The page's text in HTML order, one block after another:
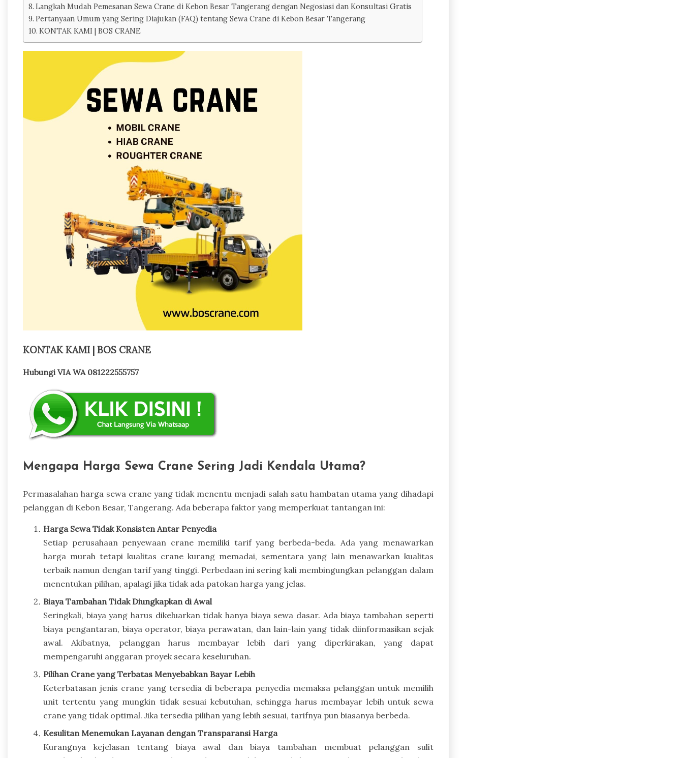
Langkah Mudah Pemesanan Sewa Crane di Kebon Besar Tangerang dengan Negosiasi dan Konsultasi Gratis
Pertanyaan Umum yang Sering Diajukan (FAQ) tentang Sewa Crane di Kebon Besar Tangerang
KONTAK KAMI | BOS CRANE
KONTAK KAMI | BOS CRANE
Hubungi VIA WA 081222555757
Mengapa Harga Sewa Crane Sering Jadi Kendala Utama?
Permasalahan harga sewa crane yang tidak menentu menjadi salah satu hambatan utama yang dihadapi
pelanggan di Kebon Besar, Tangerang. Ada beberapa faktor yang memperkuat tantangan ini:
Harga Sewa Tidak Konsisten Antar Penyedia
Setiap perusahaan penyewaan crane memiliki tarif yang berbeda-beda. Ada yang menawarkan
harga murah tetapi kualitas crane kurang memadai, sementara yang lain menawarkan kualitas
terbaik namun dengan tarif yang tinggi. Perbedaan ini sering kali membingungkan pelanggan dalam
menentukan pilihan, apalagi jika tidak ada patokan harga yang jelas.
Biaya Tambahan Tidak Diungkapkan di Awal
Seringkali, biaya yang harus dikeluarkan tidak hanya biaya sewa dasar. Ada biaya tambahan seperti
biaya pengantaran, biaya operator, biaya perawatan, dan lain-lain yang tidak diinformasikan sejak
awal. Akibatnya, pelanggan harus membayar lebih dari yang diperkirakan, yang dapat
mempengaruhi anggaran proyek secara keseluruhan.
Pilihan Crane yang Terbatas Menyebabkan Bayar Lebih
Keterbatasan jenis crane yang tersedia di beberapa penyedia memaksa pelanggan untuk memilih
unit tertentu yang mungkin tidak sesuai kebutuhan, sehingga harus membayar lebih untuk sewa
crane yang tidak optimal. Jika tersedia pilihan yang lebih sesuai, tarifnya pun biasanya berbeda.
Kesulitan Menemukan Layanan dengan Transparansi Harga
Kurangnya kejelasan tentang biaya awal dan biaya tambahan membuat pelanggan sulit